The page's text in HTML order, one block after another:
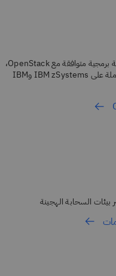
IBM Cloud Infrastructure Center هو منصة برمجية متوافقة مع OpenStack،
صُممت لإدارة البنية التحتية للسحابة الخاصة العاملة على IBM zSystems وIBM
بيئات السحابة الهجينة